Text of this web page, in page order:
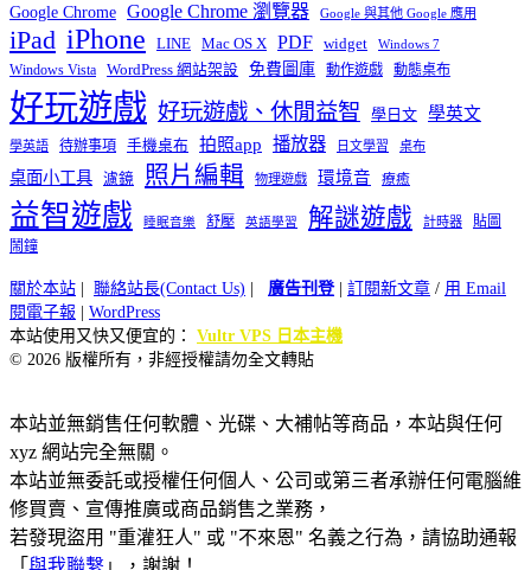
Google Chrome Google Chrome 瀏覽器 Google 與其他 Google 應用
iPad iPhone LINE Mac OS X PDF widget Windows 7
Windows Vista WordPress 網站架設 免費圖庫 動作遊戲 動態桌布
好玩遊戲 好玩遊戲、休閒益智 學日文 學英文
學英語 待辦事項 手機桌布 拍照app 播放器 日文學習 桌布
桌面小工具 濾鏡 照片編輯 物理遊戲 環境音 療癒
益智遊戲 睡眠音樂 舒壓 英語學習 解謎遊戲 計時器
貼圖
鬧鐘
關於本站 聯絡站長(Contact Us) 廣告刊登| 訂閱新文章 / 用 Email
閱電子報
WordPress
本站使用又快又便宜的： Vultr VPS 日本主機
© 2026 版權所有，非經授權請勿全文轉貼
本站並無銷售任何軟體、光碟、大補帖等商品，本站與任何
xyz 網站完全無關。
本站並無委託或授權任何個人、公司或第三者承辦任何電腦維
修買賣、宣傳推廣或商品銷售之業務，
若發現盜用 "重灌狂人" 或 "不來恩" 名義之行為，請協助通報
「 與我聯繫 」，謝謝！